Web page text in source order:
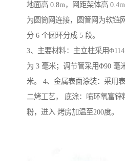
地面高 0.8m，网距架体高
为圆筒网连接，圆管网为软链
分 6 个圆环分成 5 段。
3、主要材料：主立柱采用
为 3 毫米；调节管采用Φ90 毫
米。 4、金属表面涂装：采用
二烤工艺， 底涂：喷环氧富锌
粉，进入 烤房加温至200度。